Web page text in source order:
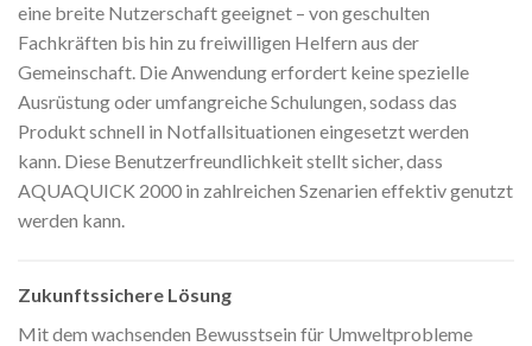
eine breite Nutzerschaft geeignet – von geschulten
Fachkräften bis hin zu freiwilligen Helfern aus der
Gemeinschaft. Die Anwendung erfordert keine spezielle
Ausrüstung oder umfangreiche Schulungen, sodass das
Produkt schnell in Notfallsituationen eingesetzt werden
kann. Diese Benutzerfreundlichkeit stellt sicher, dass
AQUAQUICK 2000 in zahlreichen Szenarien effektiv genutzt
werden kann.
Zukunftssichere Lösung
Mit dem wachsenden Bewusstsein für Umweltprobleme